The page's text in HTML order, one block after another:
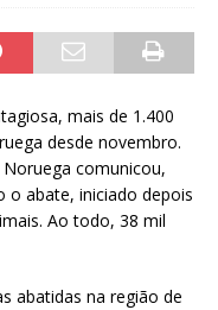
mais de 1.400
desde novembro.
comunicou,
o abate, iniciado depois
Ao todo, 38 mil
abatidas na região de